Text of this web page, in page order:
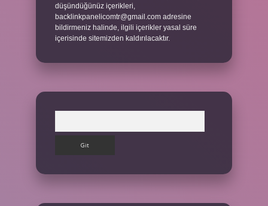
düşündüğünüz içerikleri,
backlinkpanelicomtr@gmail.com adresine
bildirmeniz halinde, ilgili içerikler yasal süre
içerisinde sitemizden kaldırılacaktır.